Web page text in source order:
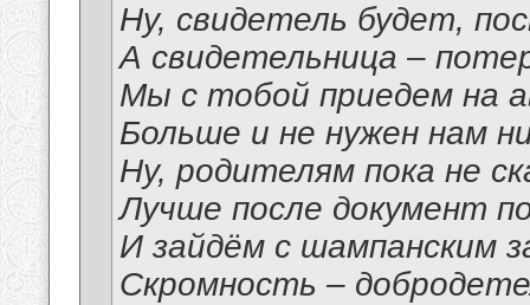
Ну, свидетель будет,
А свидетельница –
Мы с тобой приедем на
Больше и не нужен нам
Ну, родителям пока не
Лучше после документ
И зайдём с шампанским
Скромность –